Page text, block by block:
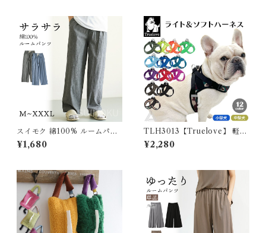
スイモク 綿100% ルームパン
ツ ロング丈 サラサラ パジャマ
ルームウェア メンズ 夏 春 秋
オールシーズン ダークグレー
ブルー 無地 5687230【水沐
良品】
¥1,680
TLH3013【Truelove】 軽量
立体構造 メッシュ ハーネス 犬
小型犬 中型犬 犬用 痛くない
い 通気性 ペットグッズ ストレ
スフリー カラフル TLH3013
¥2,280